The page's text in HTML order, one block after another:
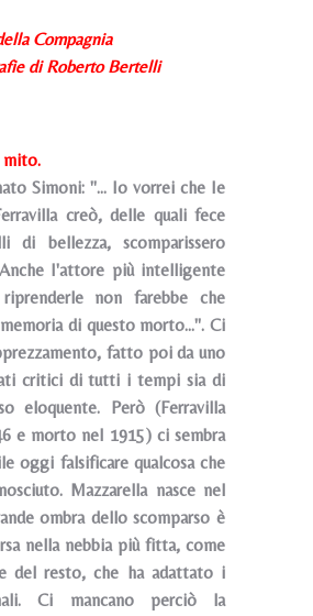
Compagnia
di Roberto Bertelli
mito.
Simoni: "... Io vorrei che Ie
creò, delle quali fece
di bellezza, scomparissero
I'attore più intelligente
non farebbe che
di questo morto...". Ci
fatto poi da uno
critici di tutti i tempi sia di
eloquente. Però (Ferravilla
e morto nel 1915) ci sembra
oggi falsificare qualcosa che
Mazzarella nasce nel
ombra dello scomparso è
nella nebbia più fitta, come
del resto, che ha adattato i
Ci mancano perciò la